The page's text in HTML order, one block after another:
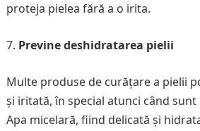
proteja pielea fără a o irita.
Previne deshidratarea pielii
Multe produse de curățare a pielii
și iritată, în special atunci când
Apa micelară, fiind delicată și